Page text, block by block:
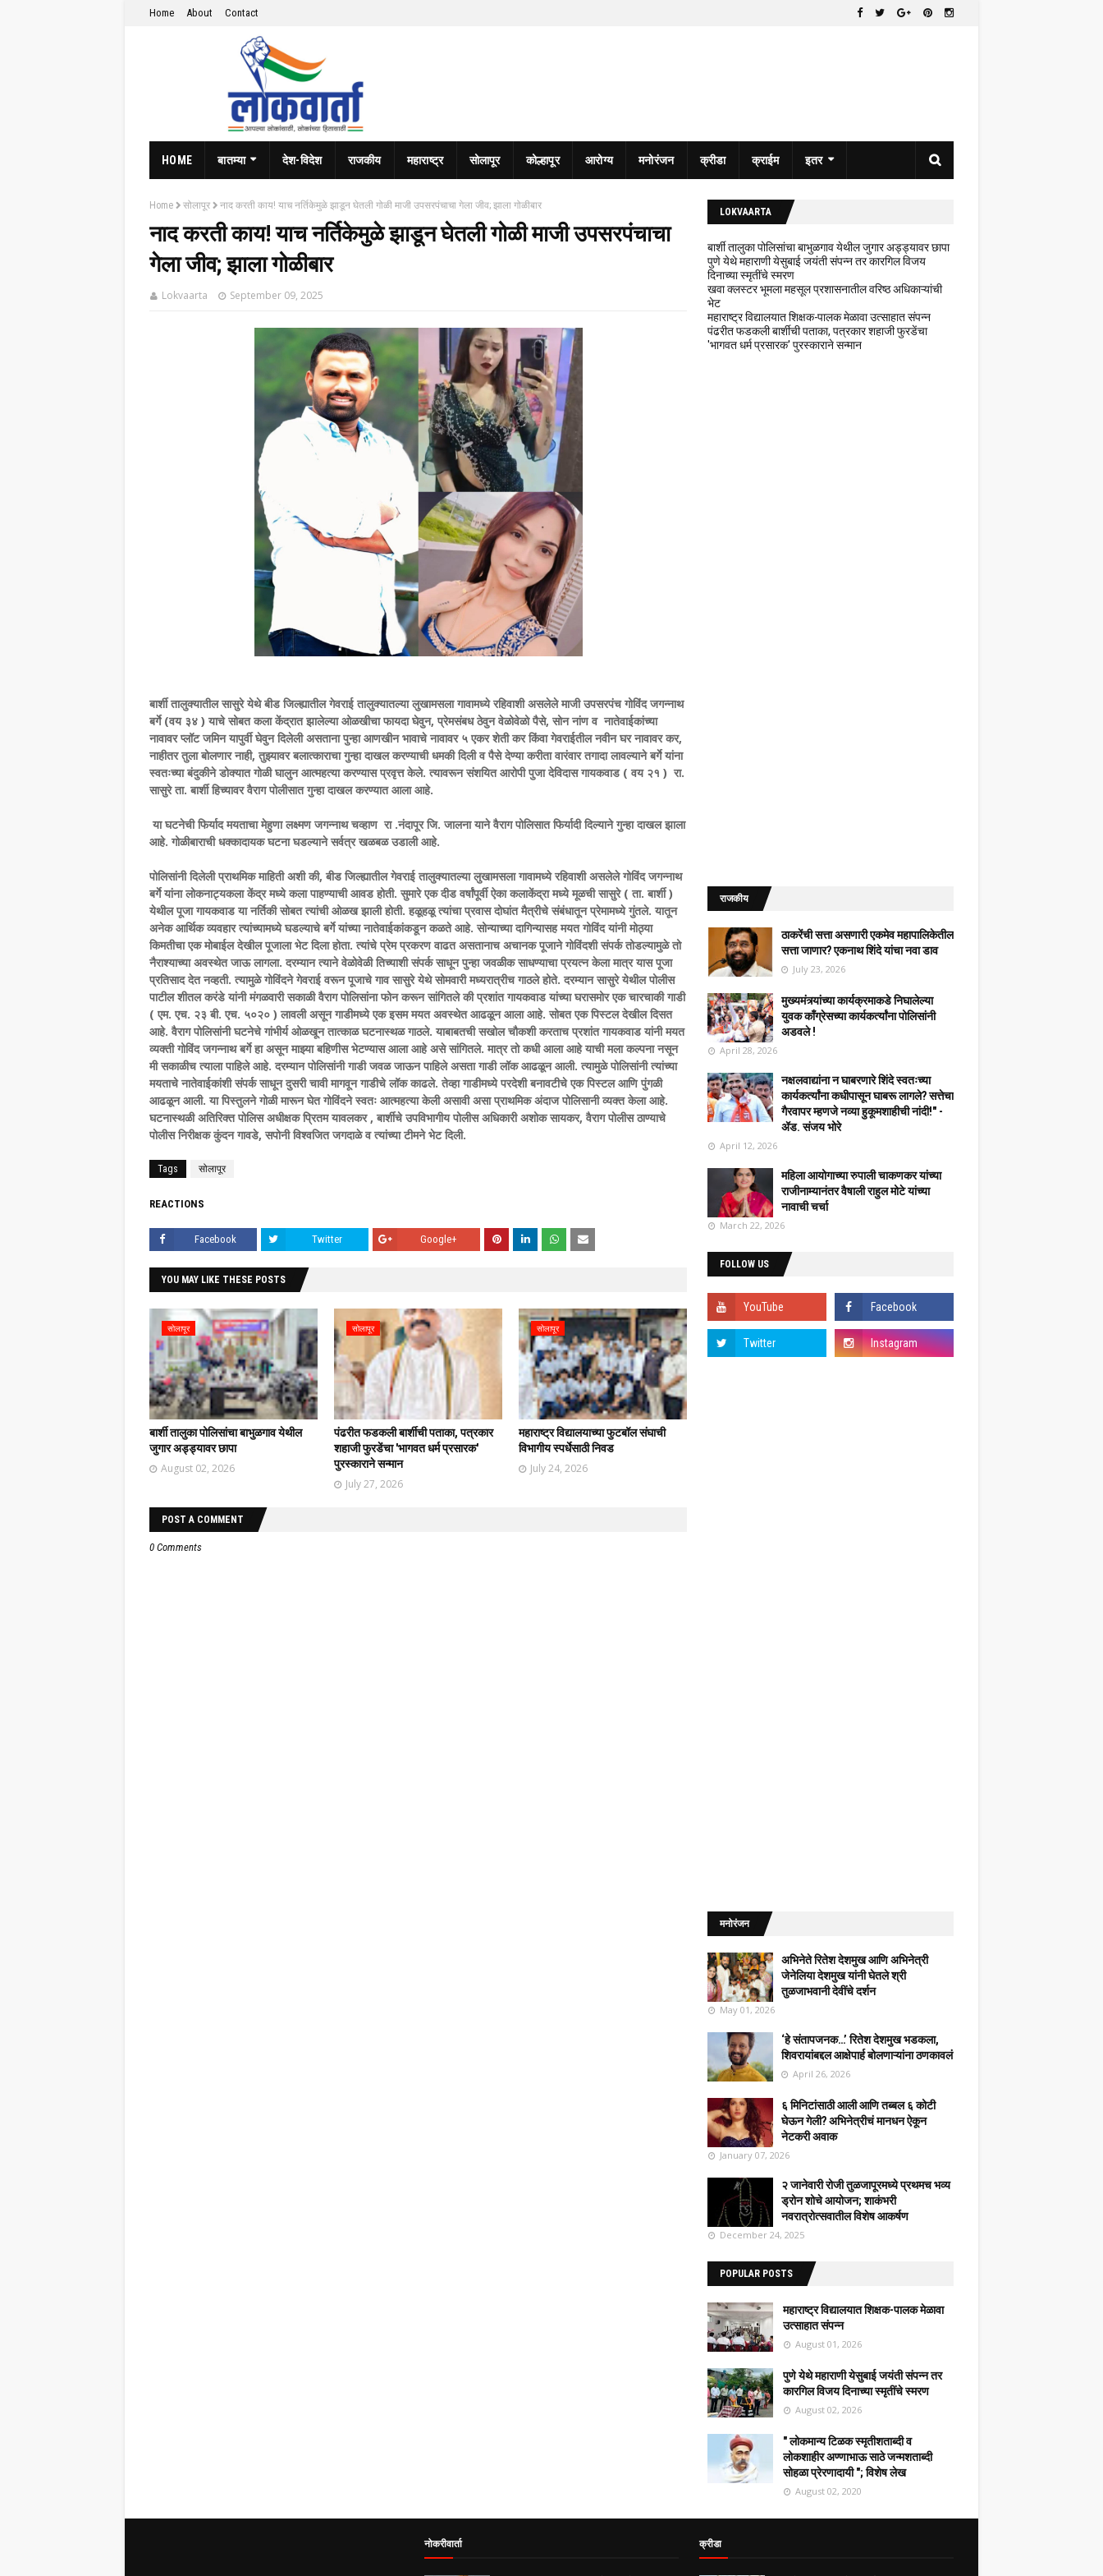
Home About Contact
HOME बातम्या देश-विदेश राजकीय महाराष्ट्र सोलापूर कोल्हापूर आरोग्य मनोरंजन क्रीडा क्राईम इतर
Home सोलापूर नाद करती काय! याच नर्तिकेमुळे झाडून घेतली गोळी माजी उपसरपंचाचा गेला जीव; झाला गोळीबार
नाद करती काय! याच नर्तिकेमुळे झाडून घेतली गोळी माजी उपसरपंचाचा
गेला जीव; झाला गोळीबार
Lokvaarta September 09, 2025
बार्शी तालुक्यातील सासुरे येथे बीड जिल्ह्यातील गेवराई तालुक्यातल्या लुखामसला गावामध्ये रहिवाशी असलेले माजी उपसरपंच गोविंद जगन्नाथ
बर्गे (वय ३४ ) याचे सोबत कला केंद्रात झालेल्या ओळखीचा फायदा घेवुन, प्रेमसंबध ठेवुन वेळोवेळो पैसे, सोन नांण व नातेवाईकांच्या
नावावर प्लॉट जमिन यापुर्वी घेवुन दिलेली असताना पुन्हा आणखीन भावाचे नावावर ५ एकर शेती कर किंवा गेवराईतील नवीन घर नावावर कर,
नाहीतर तुला बोलणार नाही, तुझ्यावर बलात्काराचा गुन्हा दाखल करण्याची धमकी दिली व पैसे देण्या करीता वारंवार तगादा लावल्याने बर्गे यांना
स्वतःच्या बंदुकीने डोक्यात गोळी घालुन आत्महत्या करण्यास प्रवृत्त केले. त्यावरून संशयित आरोपी पुजा देविदास गायकवाड ( वय २१ ) रा.
सासुरे ता. बार्शी हिच्यावर वैराग पोलीसात गुन्हा दाखल करण्यात आला आहे.
या घटनेची फिर्याद मयताचा मेहुणा लक्ष्मण जगन्नाथ चव्हाण रा .नंदापूर जि. जालना याने वैराग पोलिसात फिर्यादी दिल्याने गुन्हा दाखल झाला
आहे. गोळीबाराची धक्कादायक घटना घडल्याने सर्वत्र खळबळ उडाली आहे.
पोलिसांनी दिलेली प्राथमिक माहिती अशी की, बीड जिल्ह्यातील गेवराई तालुक्यातल्या लुखामसला गावामध्ये रहिवाशी असलेले गोविंद जगन्नाथ
बर्गे यांना लोकनाट्यकला केंद्र मध्ये कला पाहण्याची आवड होती. सुमारे एक दीड वर्षांपूर्वी ऐका कलाकेंद्रा मध्ये मूळची सासुरे ( ता. बार्शी )
येथील पूजा गायकवाड या नर्तिकी सोबत त्यांची ओळख झाली होती. हळूहळू त्यांचा प्रवास दोघांत मैत्रीचे संबंधातून प्रेमामध्ये गुंतले. यातून
अनेक आर्थिक व्यवहार त्यांच्यामध्ये घडल्याचे बर्गे यांच्या नातेवाईकांकडून कळते आहे. सोन्याच्या दागिन्यासह मयत गोविंद यांनी मोठ्या
किमतीचा एक मोबाईल देखील पूजाला भेट दिला होता. त्यांचे प्रेम प्रकरण वाढत असतानाच अचानक पूजाने गोविंदशी संपर्क तोडल्यामुळे तो
नैराश्याच्या अवस्थेत जाऊ लागला. दरम्यान त्याने वेळोवेळी तिच्याशी संपर्क साधून पुन्हा जवळीक साधण्याचा प्रयत्न केला मात्र यास पूजा
प्रतिसाद देत नव्हती. त्यामुळे गोविंदने गेवराई वरून पूजाचे गाव सासुरे येथे सोमवारी मध्यरात्रीच गाठले होते. दरम्यान सासुरे येथील पोलीस
पाटील शीतल करंडे यांनी मंगळवारी सकाळी वैराग पोलिसांना फोन करून सांगितले की प्रशांत गायकवाड यांच्या घरासमोर एक चारचाकी गाडी
( एम. एच. २३ बी. एच. ५०२० ) लावली असून गाडीमध्ये एक इसम मयत अवस्थेत आढळून आला आहे. सोबत एक पिस्टल देखील दिसत
आहे. वैराग पोलिसांनी घटनेचे गांभीर्य ओळखून तात्काळ घटनास्थळ गाठले. याबाबतची सखोल चौकशी करताच प्रशांत गायकवाड यांनी मयत
व्यक्ती गोविंद जगन्नाथ बर्गे हा असून माझ्या बहिणीस भेटण्यास आला आहे असे सांगितले. मात्र तो कधी आला आहे याची मला कल्पना नसून
मी सकाळीच त्याला पाहिले आहे. दरम्यान पोलिसांनी गाडी जवळ जाऊन पाहिले असता गाडी लॉक आढळून आली. त्यामुळे पोलिसांनी त्यांच्या
मयताचे नातेवाईकांशी संपर्क साधून दुसरी चावी मागवून गाडीचे लॉक काढले. तेव्हा गाडीमध्ये परदेशी बनावटीचे एक पिस्टल आणि पुंगळी
आढळून आली. या पिस्तुलने गोळी मारून घेत गोविंदने स्वतः आत्महत्या केली असावी असा प्राथमिक अंदाज पोलिसानी व्यक्त केला आहे.
घटनास्थळी अतिरिक्त पोलिस अधीक्षक प्रितम यावलकर , बार्शीचे उपविभागीय पोलीस अधिकारी अशोक सायकर, वैराग पोलीस ठाण्याचे
पोलीस निरीक्षक कुंदन गावडे, सपोनी विश्वजित जगदाळे व त्यांच्या टीमने भेट दिली.
Tags सोलापूर
REACTIONS
Facebook Twitter Google+
YOU MAY LIKE THESE POSTS
सोलापूर
बार्शी तालुका पोलिसांचा बाभुळगाव येथील
जुगार अड्ड्यावर छापा
August 02, 2026
सोलापूर
पंढरीत फडकली बार्शीची पताका, पत्रकार
शहाजी फुरडेंचा 'भागवत धर्म प्रसारक'
पुरस्काराने सन्मान
July 27, 2026
सोलापूर
महाराष्ट्र विद्यालयाच्या फुटबॉल संघाची
विभागीय स्पर्धेसाठी निवड
July 24, 2026
POST A COMMENT
0 Comments
LOKVAARTA
बार्शी तालुका पोलिसांचा बाभुळगाव येथील जुगार अड्ड्यावर छापा
पुणे येथे महाराणी येसुबाई जयंती संपन्न तर कारगिल विजय
दिनाच्या स्मृतींचे स्मरण
खवा क्लस्टर भूमला महसूल प्रशासनातील वरिष्ठ अधिकाऱ्यांची
भेट
महाराष्ट्र विद्यालयात शिक्षक-पालक मेळावा उत्साहात संपन्न
पंढरीत फडकली बार्शीची पताका, पत्रकार शहाजी फुरडेंचा
'भागवत धर्म प्रसारक' पुरस्काराने सन्मान
राजकीय
ठाकरेंची सत्ता असणारी एकमेव महापालिकेतील
सत्ता जाणार? एकनाथ शिंदे यांचा नवा डाव
July 23, 2026
मुख्यमंत्र्यांच्या कार्यक्रमाकडे निघालेल्या
युवक काँग्रेसच्या कार्यकर्त्यांना पोलिसांनी
अडवले !
April 28, 2026
नक्षलवाद्यांना न घाबरणारे शिंदे स्वतःच्या
कार्यकर्त्यांना कधीपासून घाबरू लागले? सत्तेचा
गैरवापर म्हणजे नव्या हुकूमशाहीची नांदी!" -
ॲड. संजय भोरे
April 12, 2026
महिला आयोगाच्या रुपाली चाकणकर यांच्या
राजीनाम्यानंतर वैषाली राहुल मोटे यांच्या
नावाची चर्चा
March 22, 2026
FOLLOW US
मनोरंजन
अभिनेते रितेश देशमुख आणि अभिनेत्री
जेनेलिया देशमुख यांनी घेतले श्री
तुळजाभवानी देवींचे दर्शन
May 01, 2026
‘हे संतापजनक…’ रितेश देशमुख भडकला,
शिवरायांबद्दल आक्षेपार्ह बोलणाऱ्यांना ठणकावलं
April 26, 2026
६ मिनिटांसाठी आली आणि तब्बल ६ कोटी
घेऊन गेली? अभिनेत्रीचं मानधन ऐकून
नेटकरी अवाक
January 07, 2026
२ जानेवारी रोजी तुळजापूरमध्ये प्रथमच भव्य
ड्रोन शोचे आयोजन; शाकंभरी
नवरात्रोत्सवातील विशेष आकर्षण
December 24, 2025
POPULAR POSTS
महाराष्ट्र विद्यालयात शिक्षक-पालक मेळावा
उत्साहात संपन्न
August 01, 2026
पुणे येथे महाराणी येसुबाई जयंती संपन्न तर
कारगिल विजय दिनाच्या स्मृतींचे स्मरण
August 02, 2026
" लोकमान्य टिळक स्मृतीशताब्दी व
लोकशाहीर अण्णाभाऊ साठे जन्मशताब्दी
सोहळा प्रेरणादायी "; विशेष लेख
August 02, 2020
नोकरीवार्ता क्रीडा